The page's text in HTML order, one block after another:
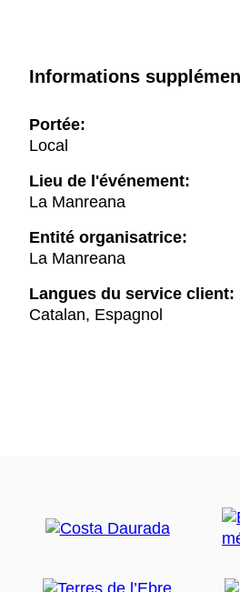
Informations
Portée:
Local
Lieu de l'événement:
La Manreana
Entité organisatrice:
La Manreana
Langues du service client:
Catalan, Espagnol